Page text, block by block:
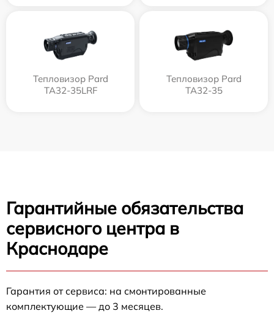
Тепловизор Pard
TA32-35LRF
Тепловизор Pard
TA32-35
Гарантийные обязательства
сервисного центра в
Краснодаре
Гарантия от сервиса: на смонтированные
комплектующие — до 3 месяцев.